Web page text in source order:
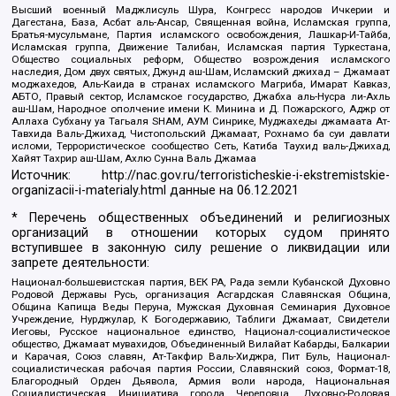
Высший военный Маджлисуль Шура, Конгресс народов Ичкерии и
Дагестана, База, Асбат аль-Ансар, Священная война, Исламская группа,
Братья-мусульмане, Партия исламского освобождения, Лашкар-И-Тайба,
Исламская группа, Движение Талибан, Исламская партия Туркестана,
Общество социальных реформ, Общество возрождения исламского
наследия, Дом двух святых, Джунд аш-Шам, Исламский джихад – Джамаат
моджахедов, Аль-Каида в странах исламского Магриба, Имарат Кавказ,
АБТО, Правый сектор, Исламское государство, Джабха аль-Нусра ли-Ахль
аш-Шам, Народное ополчение имени К. Минина и Д. Пожарского, Аджр от
Аллаха Субхану уа Тагьаля SHAM, АУМ Синрике, Муджахеды джамаата Ат-
Тавхида Валь-Джихад, Чистопольский Джамаат, Рохнамо ба суи давлати
исломи, Террористическое сообщество Сеть, Катиба Таухид валь-Джихад,
Хайят Тахрир аш-Шам, Ахлю Сунна Валь Джамаа
Источник:
http://nac.gov.ru/terroristicheskie-i-ekstremistskie-
organizacii-i-materialy.html данные на06.12.2021
* Перечень общественных объединений и религиозных
организаций в отношении которых судом принято
вступившее в законную силу решение о ликвидации или
запрете деятельности:
Национал-большевистская партия, ВЕК РА, Рада земли Кубанской Духовно
Родовой Державы Русь, организация Асгардская Славянская Община,
Община Капища Веды Перуна, Мужская Духовная Семинария Духовное
Учреждение, Нурджулар, К Богодержавию, Таблиги Джамаат, Свидетели
Иеговы, Русское национальное единство, Национал-социалистическое
общество, Джамаат мувахидов, Объединенный Вилайат Кабарды, Балкарии
и Карачая, Союз славян, Ат-Такфир Валь-Хиджра, Пит Буль, Национал-
социалистическая рабочая партия России, Славянский союз, Формат-18,
Благородный Орден Дьявола, Армия воли народа, Национальная
Социалистическая Инициатива города Череповца, Духовно-Родовая